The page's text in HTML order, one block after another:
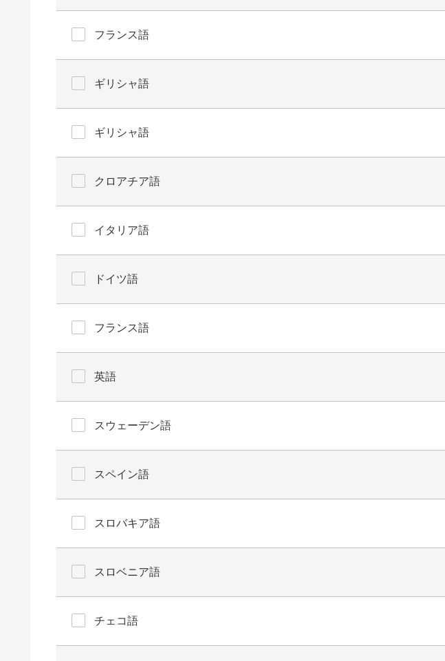
フランス語
ギリシャ語
ギリシャ語
クロアチア語
イタリア語
ドイツ語
フランス語
英語
スウェーデン語
スペイン語
スロバキア語
スロベニア語
チェコ語